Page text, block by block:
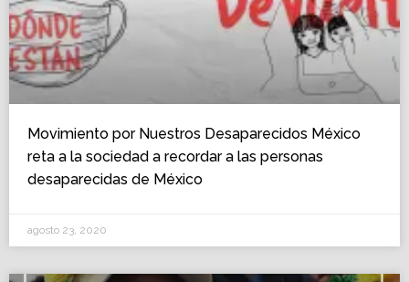
Movimiento por Nuestros Desaparecidos México
reta a la sociedad a recordar a las personas
desaparecidas de México
agosto 23, 2020